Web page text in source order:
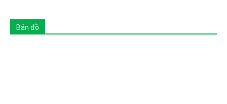
Bản đồ